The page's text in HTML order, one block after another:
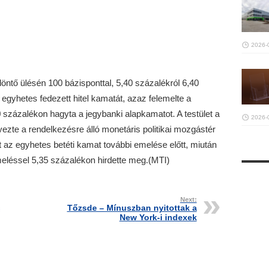
ülésén 100 bázisponttal, 5,40 százalékról 6,40
fedezett hitel kamatát, azaz felemelte a
hagyta a jegybanki alapkamatot. A testület a
a rendelkezésre álló monetáris politikai mozgástér
egyhetes betéti kamat további emelése előtt, miután
5,35 százalékon hirdette meg.(MTI)
Next:
Tőzsde – Mínuszban nyitottak a
New York-i indexek
2026-
2026-